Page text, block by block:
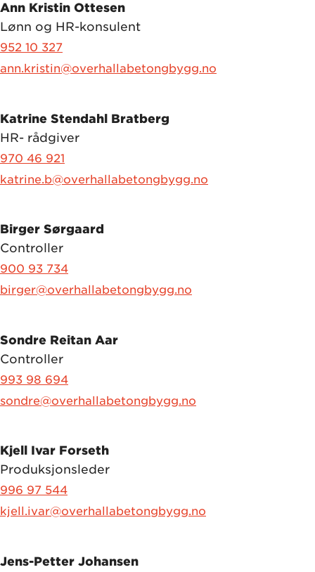
Ann Kristin Ottesen
Lønn og HR-konsulent
952 10 327
ann.kristin@overhallabetongbygg.no
Katrine Stendahl Bratberg
HR- rådgiver
970 46 921
katrine.b@overhallabetongbygg.no
Birger Sørgaard
Controller
900 93 734
birger@overhallabetongbygg.no
Sondre Reitan Aar
Controller
993 98 694
sondre@overhallabetongbygg.no
Kjell Ivar Forseth
Produksjonsleder
996 97 544
kjell.ivar@overhallabetongbygg.no
Jens-Petter Johansen